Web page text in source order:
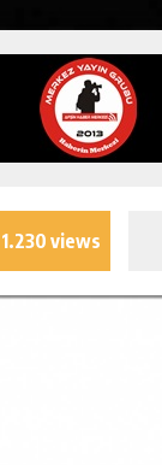
1.230 views